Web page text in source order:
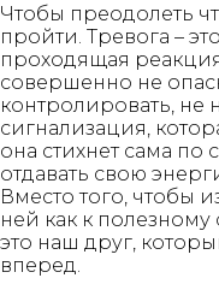
Чтобы преодолеть
пройти. Тревога –
проходящая
совершенно не
контролировать, не
сигнализация,
она стихнет сама по
отдавать свою
Вместо того, чтобы
ней как к
это наш друг,
вперед.